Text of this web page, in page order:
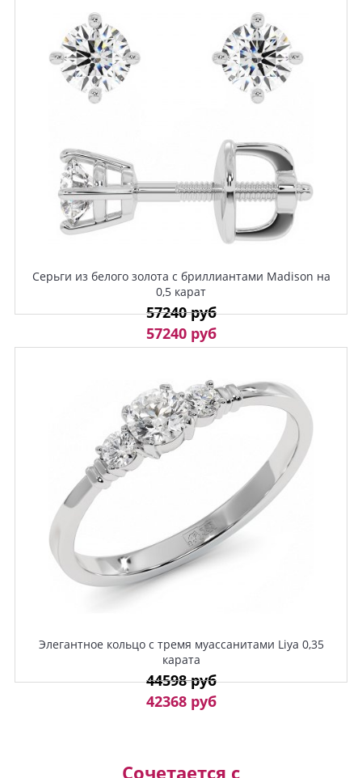
Серьги из белого золота с бриллиантами Madison на
0,5 карат
57240 руб
57240 руб
Элегантное кольцо с тремя муассанитами Liya 0,35
карата
44598 руб
42368 руб
Сочетается с